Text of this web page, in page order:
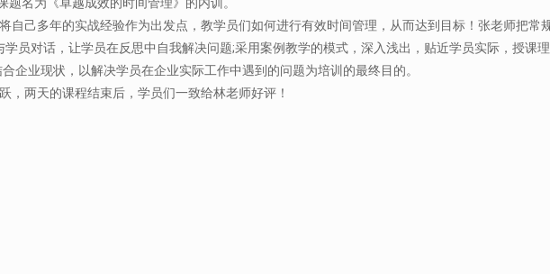
己多年的实战经验作为出发点，教学员们如何进行有效时间管理，从而达到目标！张老师把常
员对话，让学员在反思中自我解决问题;采用案例教学的模式，深入浅出，贴近学员实际，授课
企业现状，以解决学员在企业实际工作中遇到的问题为培训的最终目的。
两天的课程结束后，学员们一致给林老师好评！